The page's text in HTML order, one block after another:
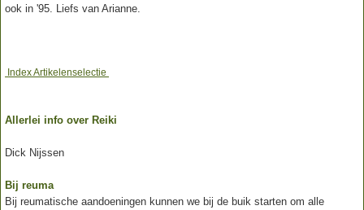
ook in '95. Liefs van Arianne.
Index Artikelenselectie
Allerlei info over Reiki
Dick Nijssen
Bij reuma
Bij reumatische aandoeningen kunnen we bij de buik starten om alle